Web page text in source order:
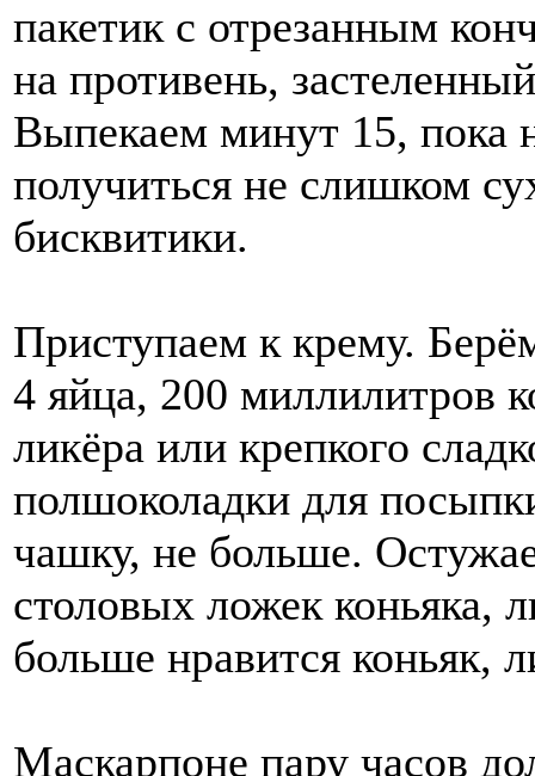
пакетик с отрезанным
на противень,
Выпекаем минут 15, пока
получиться не слишком
бисквитики.
Приступаем к крему.
4 яйца, 200 миллилитров
ликёра или крепкого
полшоколадки для
чашку, не больше.
столовых ложек коньяка,
больше нравится коньяк,
Маскарпоне пару часов